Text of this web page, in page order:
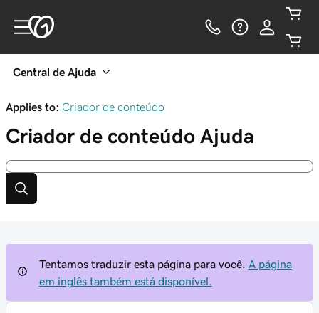
Central de Ajuda
Applies to: Criador de conteúdo
Criador de conteúdo Ajuda
Tentamos traduzir esta página para você.
A página
em inglês também está disponível.